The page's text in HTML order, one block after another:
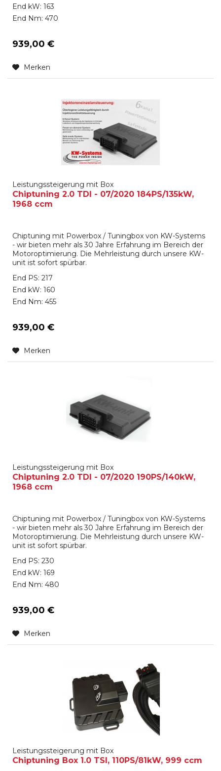
End kW: 163
End Nm: 470
939,00 €
Merken
Leistungssteigerung mit Box
Chiptuning 2.0 TDI - 07/2020 184PS/135kW,
1968 ccm
Chiptuning mit Powerbox / Tuningbox von KW-Systems
- wir bieten mehr als 30 Jahre Erfahrung im Bereich der
Motoroptimierung. Die Mehrleistung durch unsere KW-
unit ist sofort spürbar.
End PS: 217
End kW: 160
End Nm: 455
939,00 €
Merken
Leistungssteigerung mit Box
Chiptuning 2.0 TDI - 07/2020 190PS/140kW,
1968 ccm
Chiptuning mit Powerbox / Tuningbox von KW-Systems
- wir bieten mehr als 30 Jahre Erfahrung im Bereich der
Motoroptimierung. Die Mehrleistung durch unsere KW-
unit ist sofort spürbar.
End PS: 230
End kW: 169
End Nm: 480
939,00 €
Merken
Leistungssteigerung mit Box
Chiptuning Box 1.0 TSI, 110PS/81kW, 999 ccm